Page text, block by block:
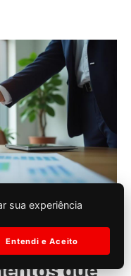
como
que
sua experiência
Entendi e Aceito